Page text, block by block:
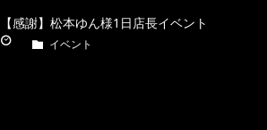
【感謝】松本ゆん様1日店長イベント
イベント